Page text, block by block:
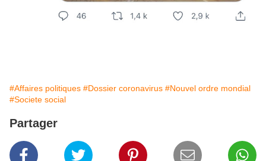
#Affaires politiques #Dossier coronavirus #Nouvel ordre mondial
#Societe social
Partager